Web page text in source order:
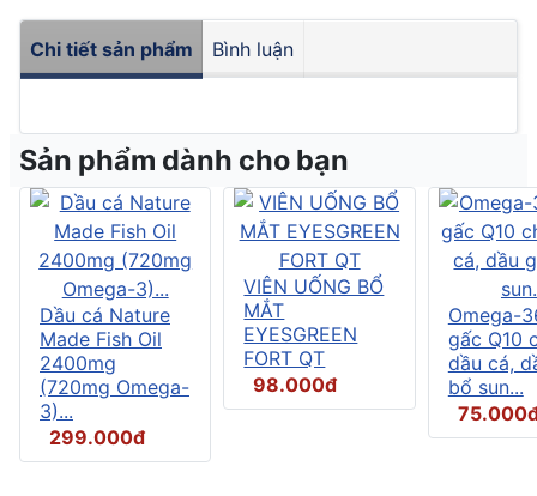
Chi tiết sản phẩm Bình luận
Sản phẩm dành cho bạn
Dầu cá Nature
Made Fish Oil
2400mg
(720mg Omega-
3)...
299.000đ
VIÊN UỐNG BỔ
MẮT
EYESGREEN
FORT QT
98.000đ
Omega-
gấc Q10
dầu cá,
bổ sun...